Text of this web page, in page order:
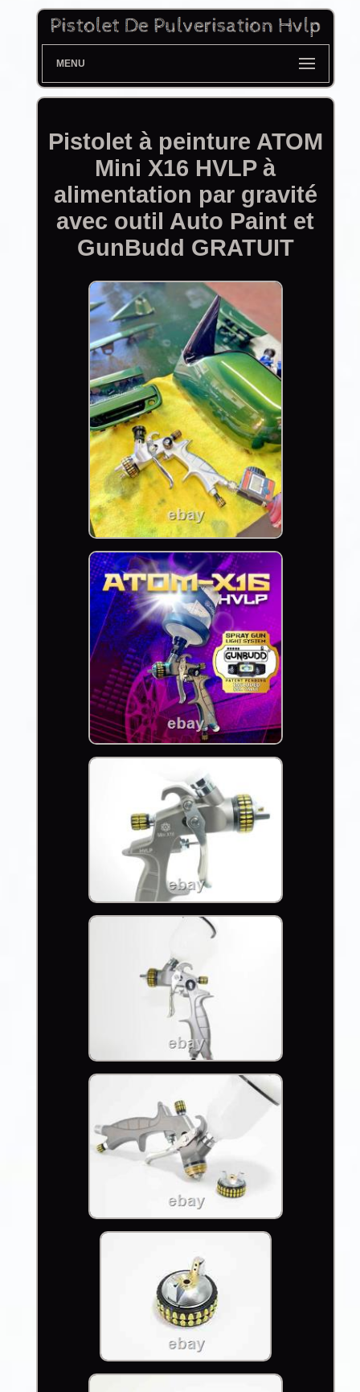
MENU
Pistolet à peinture ATOM
Mini X16 HVLP à
alimentation par gravité
avec outil Auto Paint et
GunBudd GRATUIT